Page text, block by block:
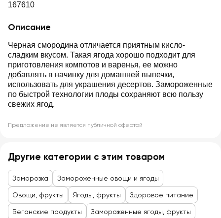
167610
Описание
Черная смородина отличается приятным кисло-
сладким вкусом. Такая ягода хорошо подходит для
приготовления компотов и варенья, ее можно
добавлять в начинку для домашней выпечки,
использовать для украшения десертов. Замороженные
по быстрой технологии плоды сохраняют всю пользу
свежих ягод.
Предложение не является публичной офертой
Другие категории с этим товаром
Заморозка Замороженные овощи и ягоды
Овощи, фрукты Ягоды, фрукты Здоровое питание
Веганские продукты Замороженные ягоды, фрукты